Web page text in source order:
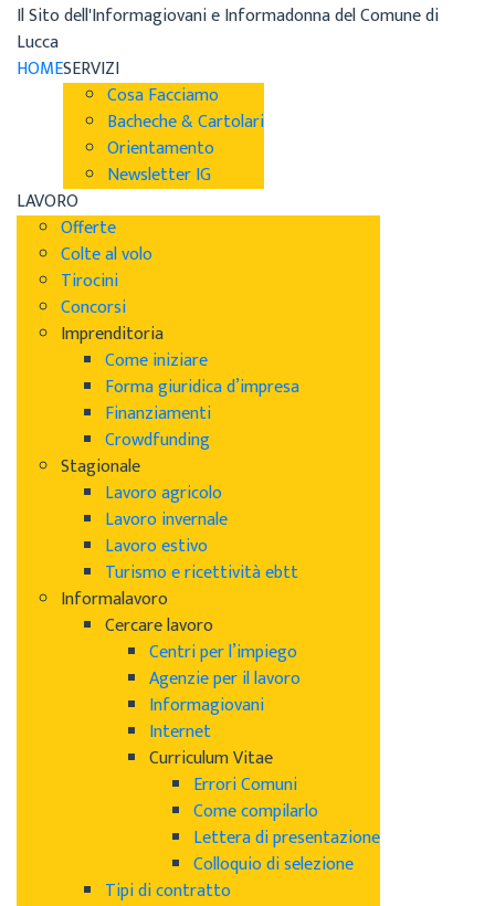
Il Sito dell'Informagiovani e Informadonna del Comune di
Lucca
HOMESERVIZI
Cosa Facciamo
Bacheche & Cartolari
Orientamento
Newsletter IG
LAVORO
Offerte
Colte al volo
Tirocini
Concorsi
Imprenditoria
Come iniziare
Forma giuridica d’impresa
Finanziamenti
Crowdfunding
Stagionale
Lavoro agricolo
Lavoro invernale
Lavoro estivo
Turismo e ricettività ebtt
Informalavoro
Cercare lavoro
Centri per l’impiego
Agenzie per il lavoro
Informagiovani
Internet
Curriculum Vitae
Errori Comuni
Come compilarlo
Lettera di presentazione
Colloquio di selezione
Tipi di contratto